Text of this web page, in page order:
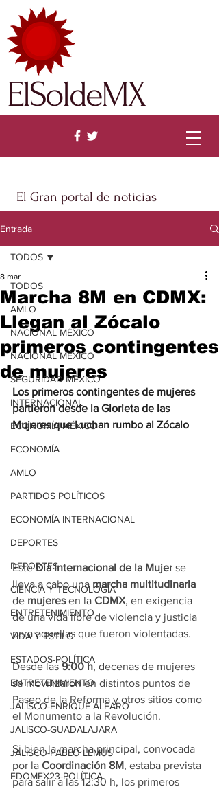
El Gran portal de noticias
ElSoldeMX
Entrada
TODOS
AMLO
NACIONAL MÉXICO
NACIONAL MÉXICO
SEGURIDAD MÉXICO
INTERNACIONAL
ECONOMÍA MÉXICO
ECONOMÍA
AMLO
PARTIDOS POLÍTICOS
ECONOMÍA INTERNACIONAL
DEPORTES
DEPORTES
CIENCIA Y TECNOLOGÍA
ENTRETENIMIENTO
VIDA Y ESTILO
ESTADOS-POLÍTICA
ENTRETENIMIENTO
JALISCO-ENRIQUE ALFARO
JALISCO-GUADALAJARA
JALISCO-PABLO LEMUS
EDOMEX23-POLÍTICA
TODOS
Marcha 8M en CDMX:
Llegan al Zócalo
primeros contingentes
de mujeres
8 mar
Los primeros contingentes de mujeres
partieron desde la Glorieta de las
Mujeres que Luchan rumbo al Zócalo
Este Día Internacional de la Mujer se
lleva a cabo una marcha multitudinaria
de mujeres en la CDMX, en exigencia
de una vida libre de violencia y justicia
para aquellas que fueron violentadas.
Desde las 9:00 h, decenas de mujeres
se movilizaron en distintos puntos de
Paseo de la Reforma y otros sitios como
el Monumento a la Revolución.
Si bien la marcha principal, convocada
por la Coordinación 8M, estaba prevista
para salir a las 12:30 h, los primeros